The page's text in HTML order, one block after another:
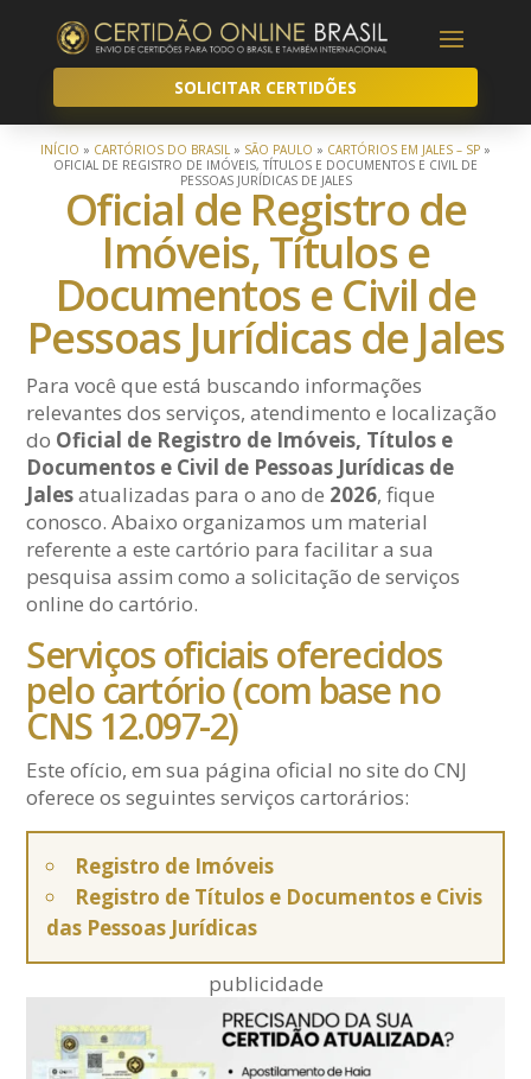
SOLICITAR CERTIDÕES
INÍCIO » CARTÓRIOS DO BRASIL » SÃO PAULO » CARTÓRIOS EM JALES – SP »
OFICIAL DE REGISTRO DE IMÓVEIS, TÍTULOS E DOCUMENTOS E CIVIL DE
PESSOAS JURÍDICAS DE JALES
Oficial de Registro de
Imóveis, Títulos e
Documentos e Civil de
Pessoas Jurídicas de Jales
Para você que está buscando informações
relevantes dos serviços, atendimento e localização
do Oficial de Registro de Imóveis, Títulos e
Documentos e Civil de Pessoas Jurídicas de
Jalesatualizadas para o ano de 2026, fique
conosco. Abaixo organizamos um material
referente a este cartório para facilitar a sua
pesquisa assim como a solicitação de serviços
online do cartório.
Serviços oficiais oferecidos
pelo cartório (com base no
CNS 12.097-2)
Este ofício, em sua página oficial no site do CNJ
oferece os seguintes serviços cartorários:
Registro de Imóveis
Registro de Títulos e Documentos e Civis
das Pessoas Jurídicas
publicidade